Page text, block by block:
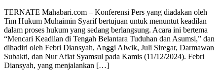
TERNATE Mahabari.com – Konferensi Pers yang diadakan oleh
Tim Hukum Muhaimin Syarif bertujuan untuk menuntut keadilan
dalam proses hukum yang sedang berlangsung. Acara ini bertema
“Mencari Keadilan di Tengah Belantara Tuduhan dan Asumsi,” dan
dihadiri oleh Febri Diansyah, Anggi Alwik, Juli Siregar, Darmawan
Subakti, dan Nur Afiat Syamsul pada Kamis (11/12/2024). Febri
Diansyah, yang menjalankan […]